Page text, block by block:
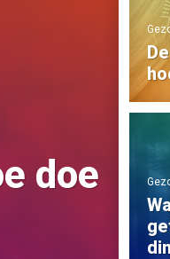
doe